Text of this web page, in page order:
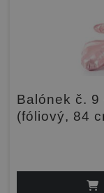
Balónek č.
(fóliový, 84